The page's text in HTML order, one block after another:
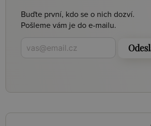
Buďte první, kdo se o nich dozví.
Pošleme vám je do e-mailu.